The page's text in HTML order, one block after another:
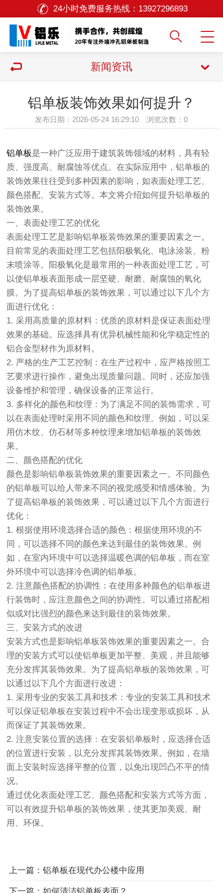
24小时免费服务热线： 13927296893
新闻资讯
铝单板装饰效果如何提升？
发布日期：2026-05-24 16:29:10 浏览次数：0
铝单板是一种广泛应用于建筑装饰领域的材料，具有轻
质、强度高、耐腐蚀等优点。在实际应用中，铝单板的
装饰效果往往受到多种因素的影响，如表面处理工艺、
颜色搭配、安装方式等。本文将介绍如何提升铝单板的
装饰效果。
一、表面处理工艺的优化
表面处理工艺是影响铝单板装饰效果的重要因素之一。
目前常见的表面处理工艺包括阳极氧化、电泳涂装、粉
末喷涂等。阳极氧化是最常用的一种表面处理工艺，可
以使铝单板表面形成一层坚硬、耐磨、耐腐蚀的氧化
膜。为了提高铝单板的装饰效果，可以通过以下几个方
面进行优化：
1. 采用高质量的原材料：优质的原材料是保证表面处理
效果的基础。应选择具有优异机械性能和化学稳定性的
铝合金型材作为原材料。
2. 严格的生产工艺控制：在生产过程中，应严格按照工
艺要求进行操作，避免出现质量问题。同时，还应加强
设备维护和管理，确保设备的正常运行。
3. 多样化的颜色和纹理：为了满足不同的装饰需求，可
以在表面处理时采用不同的颜色和纹理。例如，可以采
用仿木纹、仿石材等多种纹理来增加铝单板的装饰效
果。
二、颜色搭配的优化
颜色是影响铝单板装饰效果的重要因素之一。不同颜色
的铝单板可以给人带来不同的视觉感受和情感体验。为
了提高铝单板的装饰效果，可以通过以下几个方面进行
优化：
1. 根据使用环境选择合适的颜色：根据使用环境的不
同，可以选择不同的颜色来达到最佳的装饰效果。例
如，在室内环境中可以选择温暖色调的铝单板，而在室
外环境中可以选择冷色调的铝单板。
2. 注意颜色搭配的协调性：在使用多种颜色的铝单板进
行装饰时，应注意颜色之间的协调性。可以通过搭配相
似或对比强烈的颜色来达到最佳的装饰效果。
三、安装方式的改进
安装方式也是影响铝单板装饰效果的重要因素之一。合
理的安装方式可以使铝单板更加平整、美观，并且能够
充分发挥其装饰效果。为了提高铝单板的装饰效果，可
以通过以下几个方面进行改进：
1. 采用专业的安装工具和技术：专业的安装工具和技术
可以保证铝单板在安装过程中不会出现变形或损坏，从
而保证了其装饰效果。
2. 注意安装位置的选择：在安装铝单板时，应选择合适
的位置进行安装，以充分发挥其装饰效果。例如，在墙
面上安装时应选择平整的位置，以免出现凹凸不平的情
况。
通过优化表面处理工艺、颜色搭配和安装方式等方面，
可以有效提升铝单板的装饰效果，使其更加美观、耐
用、环保。
上一篇：铝单板在现代办公楼中应用